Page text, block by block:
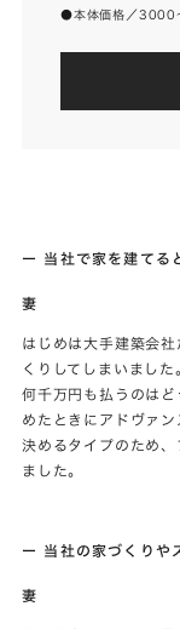
●本体価格／3000
ー 当社で家を建てる
妻
はじめは大手建築会
くりしてしまいまし
何千万円も払うのは
めたときにアドヴァ
決めるタイプのため
ました。
ー 当社の家づくりや
妻